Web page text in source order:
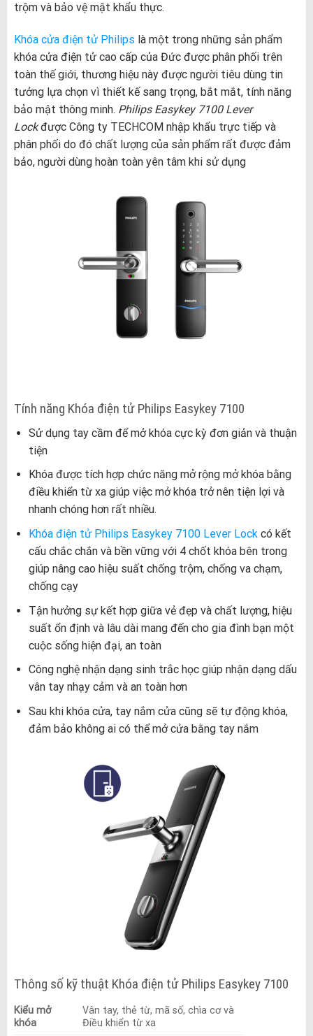
trộm và bảo vệ mật khẩu thực.
Khóa cửa điện tử Philips là một trong những sản phẩm
khóa cửa điện tử cao cấp của Đức được phân phối trên
toàn thế giới, thương hiệu này được người tiêu dùng tin
tưởng lựa chọn vì thiết kế sang trọng, bắt mắt, tính năng
bảo mật thông minh. Philips Easykey 7100 Lever
Lockđược Công ty TECHCOM nhập khẩu trực tiếp và
phân phối do đó chất lượng của sản phẩm rất được đảm
bảo, người dùng hoàn toàn yên tâm khi sử dụng
Tính năng Khóa điện tử Philips Easykey 7100
Sử dụng tay cầm để mở khóa cực kỳ đơn giản và thuận
tiện
Khóa được tích hợp chức năng mở rộng mở khóa bằng
điều khiển từ xa giúp việc mở khóa trở nên tiện lợi và
nhanh chóng hơn rất nhiều.
Khóa điện tử Philips Easykey 7100 Lever Lockcó kết
cấu chắc chắn và bền vững với 4 chốt khóa bên trong
giúp nâng cao hiệu suất chống trộm, chống va chạm,
chống cạy
Tận hưởng sự kết hợp giữa vẻ đẹp và chất lượng, hiệu
suất ổn định và lâu dài mang đến cho gia đình bạn một
cuộc sống hiện đại, an toàn
Công nghệ nhận dạng sinh trắc học giúp nhận dạng dấu
vân tay nhạy cảm và an toàn hơn
Sau khi khóa cửa, tay nắm cửa cũng sẽ tự động khóa,
đảm bảo không ai có thể mở cửa bằng tay nắm
Thông số kỹ thuật Khóa điện tử Philips Easykey 7100
Kiểu mở
khóa
Vân tay, thẻ từ, mã số, chìa cơ và
Điều khiển từ xa